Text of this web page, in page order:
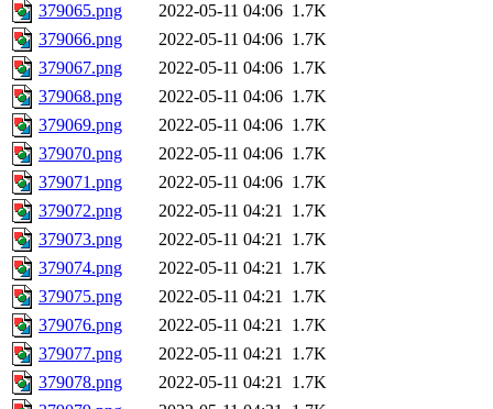
379065.png
2022-05-11 04:06 1.7K
379066.png
2022-05-11 04:06 1.7K
379067.png
2022-05-11 04:06 1.7K
379068.png
2022-05-11 04:06 1.7K
379069.png
2022-05-11 04:06 1.7K
379070.png
2022-05-11 04:06 1.7K
379071.png
2022-05-11 04:06 1.7K
379072.png
2022-05-11 04:21 1.7K
379073.png
2022-05-11 04:21 1.7K
379074.png
2022-05-11 04:21 1.7K
379075.png
2022-05-11 04:21 1.7K
379076.png
2022-05-11 04:21 1.7K
379077.png
2022-05-11 04:21 1.7K
379078.png
2022-05-11 04:21 1.7K